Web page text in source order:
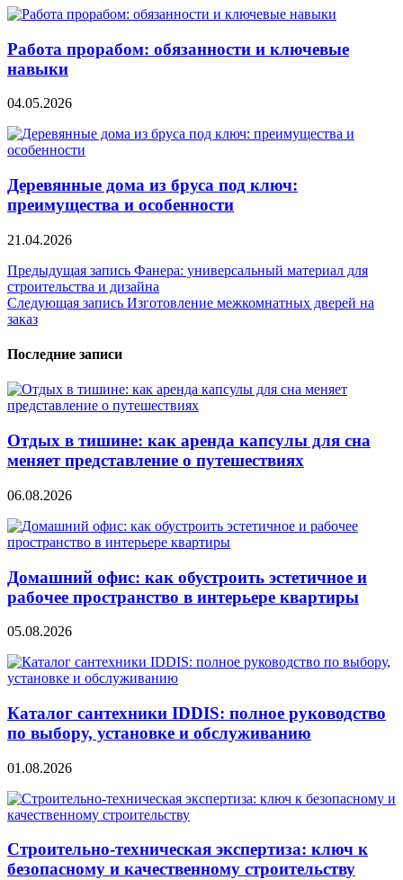
Работа прорабом: обязанности и ключевые
навыки
04.05.2026
Деревянные дома из бруса под ключ:
преимущества и особенности
21.04.2026
Навигация
по
записям
Предыдущая запись Фанера: универсальный материал для
строительства и дизайна
Следующая запись Изготовление межкомнатных дверей на
заказ
Последние записи
Отдых в тишине: как аренда капсулы для сна
меняет представление о путешествиях
06.08.2026
Домашний офис: как обустроить эстетичное и
рабочее пространство в интерьере квартиры
05.08.2026
Каталог сантехники IDDIS: полное руководство
по выбору, установке и обслуживанию
01.08.2026
Строительно‑техническая экспертиза: ключ к
безопасному и качественному строительству